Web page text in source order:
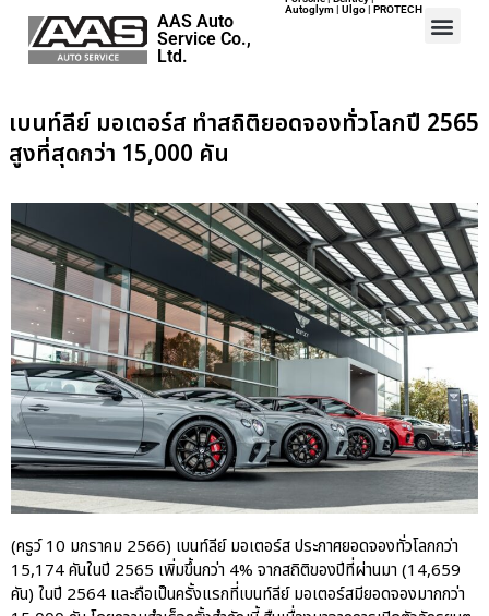
Home
Map
Contact
About Us
ปอร์เช่ เอเอเอสฯ พลิกแนวคิด
Experience แบบครบวงจร ผ่าน
แคมเปญ Cayenne Service Clinic
เบนท์ลีย์ มอเตอร์ส ตีความ
AAS Auto
Service Co.,
Ltd.
Autoglym | Ulgo | PROTECH
เบนท์ลีย์ มอเตอร์ส ทำสถิติยอดจองทั่วโลกปี 2565
สูงที่สุดกว่า 15,000 คัน
(ครูว์ 10 มกราคม 2566) เบนท์ลีย์ มอเตอร์ส ประกาศยอดจองทั่วโลกกว่า
15,174 คันในปี 2565 เพิ่มขึ้นกว่า 4% จากสถิติของปีที่ผ่านมา (14,659
คัน) ในปี 2564 และถือเป็นครั้งแรกที่เบนท์ลีย์ มอเตอร์สมียอดจองมากกว่า